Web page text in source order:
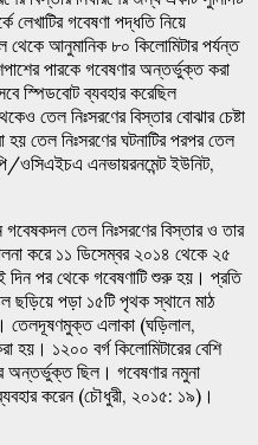
লেখাটির গবেষণা পদ্ধতি নিয়ে
আনুমানিক ৮০ কিলোমিটার পর্যন্ত
পারকে গবেষণার অন্তর্ভুক্ত করা
স্পিডবোট ব্যবহার করেছিল
তেল নিঃসরণের বিস্তার বোঝার চেষ্টা
তেল নিঃসরণের ঘটনাটির পরপর তেল
ওসিএইচএ এনভায়রনমেন্ট ইউনিট,
তেল নিঃসরণের বিস্তার ও তার
করে ১১ ডিসেম্বর ২০১৪ থেকে ২৫
দিন পর থেকে গবেষণাটি শুরু হয়। প্রতি
ছড়িয়ে পড়া ১৫টি পৃথক স্থানে মাঠ
তেলদূষণমুক্ত এলাকা (ঘড়িলাল,
হয়। ১২০০ বর্গ কিলোমিটারের বেশি
অন্তর্ভুক্ত ছিল। গবেষণার নমুনা
করেন (চৌধুরী, ২০১৫: ১৯)।